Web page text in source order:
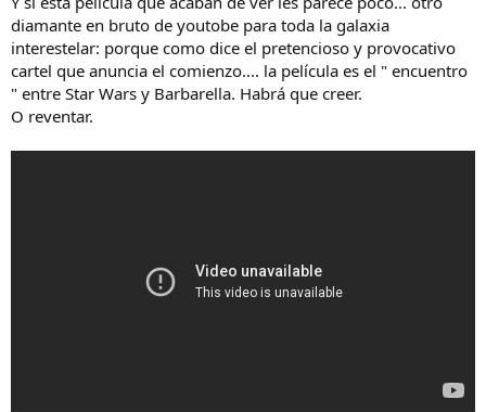
diamante en bruto de youtobe para toda la galaxia
interestelar: porque como dice el pretencioso y provocativo
cartel que anuncia el comienzo.... la película es el " encuentro
" entre Star Wars y Barbarella. Habrá que creer.
O reventar.